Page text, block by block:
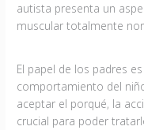
autista presenta un
muscular totalmente
El papel de los padres
comportamiento del
aceptar el porqué, la
crucial para poder